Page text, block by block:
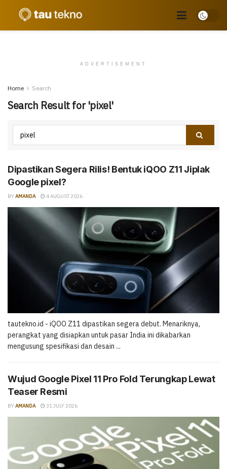
ADVERTISEMENT
Home Search
Search Result for 'pixel'
Dipastikan Segera Rilis! Bentuk iQOO Z11 Jiplak
Google pixel?
BY AMANDA 4 AUGUST 2026
tautekno.id - iQOO Z11 dipastikan segera debut. Menariknya,
perangkat yang disiapkan untuk pasar India ini dikabarkan
mengusung spesifikasi dan desain ...
Wujud Google Pixel 11 Pro Fold Terungkap Lewat
Teaser Resmi
BY AMANDA 31 JULY 2026